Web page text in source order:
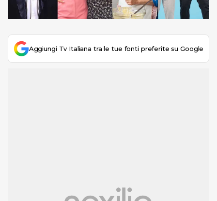
Aggiungi Tv Italiana tra le tue fonti preferite su Google